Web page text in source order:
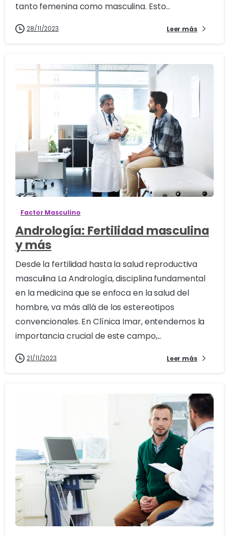
tanto femenina como masculina. Esto...
28/11/2023 Leer más
Factor Masculino
Andrología: Fertilidad masculina
y más
Desde la fertilidad hasta la salud reproductiva
masculina La Andrología, disciplina fundamental
en la medicina que se enfoca en la salud del
hombre, va más allá de los estereotipos
convencionales. En Clínica Imar, entendemos la
importancia crucial de este campo,...
21/11/2023 Leer más
0